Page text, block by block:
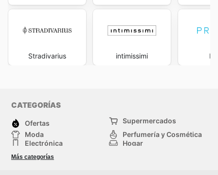
Stradivarius intimissimi
CATEGORÍAS
Ofertas
Supermercados
Moda
Perfumería y Cosmética
Electrónica
Hogar
Deporte
Juguetes y bebés
Más categorías